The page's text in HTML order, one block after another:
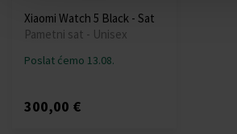
Xiaomi Watch 5 Black - Sat
Pametni sat - Unisex
Poslat ćemo 13.08.
300,00 €